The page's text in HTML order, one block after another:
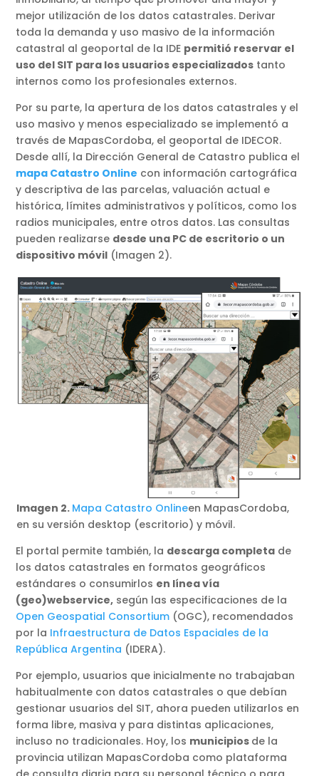
mejor utilización de los datos catastrales. Derivar
toda la demanda y uso masivo de la información
catastral al geoportal de la IDE permitió reservar el
uso del SIT para los usuarios especializados tanto
internos como los profesionales externos.
Por su parte, la apertura de los datos catastrales y el
uso masivo y menos especializado se implementó a
través de MapasCordoba, el geoportal de IDECOR.
Desde allí, la Dirección General de Catastro publica el
mapa Catastro Online con información cartográfica
y descriptiva de las parcelas, valuación actual e
histórica, límites administrativos y políticos, como los
radios municipales, entre otros datos. Las consultas
pueden realizarse desde una PC de escritorio o un
dispositivo móvil (Imagen 2).
Imagen 2. Mapa Catastro Onlineen MapasCordoba,
en su versión desktop (escritorio) y móvil.
El portal permite también, la descarga completa de
los datos catastrales en formatos geográficos
estándares o consumirlos en línea vía
(geo)webservice, según las especificaciones de la
Open Geospatial Consortium (OGC), recomendados
por la Infraestructura de Datos Espaciales de la
República Argentina (IDERA).
Por ejemplo, usuarios que inicialmente no trabajaban
habitualmente con datos catastrales o que debían
gestionar usuarios del SIT, ahora pueden utilizarlos en
forma libre, masiva y para distintas aplicaciones,
incluso no tradicionales. Hoy, los municipios de la
provincia utilizan MapasCordoba como plataforma